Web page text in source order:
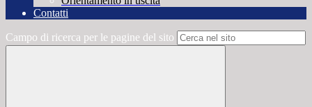
Contatti
Campo di ricerca per le pagine del sito